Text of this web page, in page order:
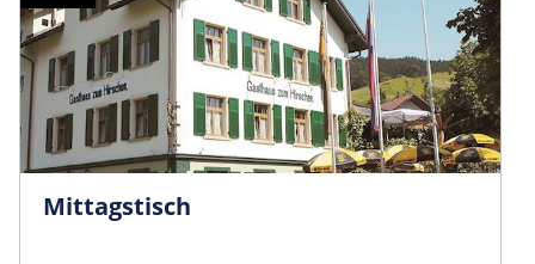
Mittagstisch